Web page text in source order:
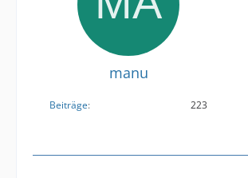
manu
Beiträge 223